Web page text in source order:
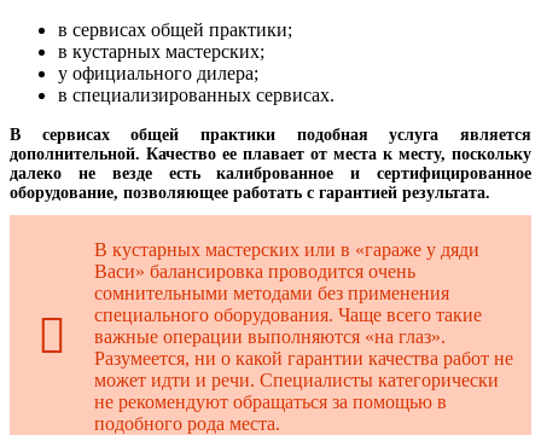
в сервисах общей практики;
в кустарных мастерских;
у официального дилера;
в специализированных сервисах.
В сервисах общей практики подобная услуга является
дополнительной. Качество ее плавает от места к месту, поскольку
далеко не везде есть калиброванное и сертифицированное
оборудование, позволяющее работать с гарантией результата.
В кустарных мастерских или в «гараже у дяди
Васи» балансировка проводится очень
сомнительными методами без применения
специального оборудования. Чаще всего такие
важные операции выполняются «на глаз».
Разумеется, ни о какой гарантии качества работ не
может идти и речи. Специалисты категорически
не рекомендуют обращаться за помощью в
подобного рода места.